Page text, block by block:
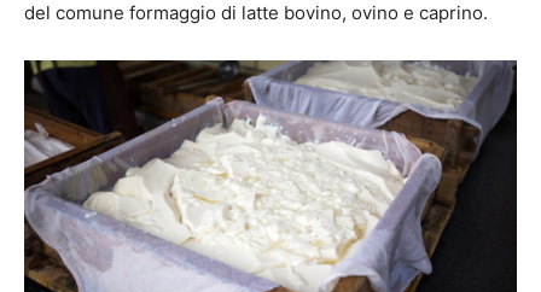
del comune formaggio di latte bovino, ovino e caprino.